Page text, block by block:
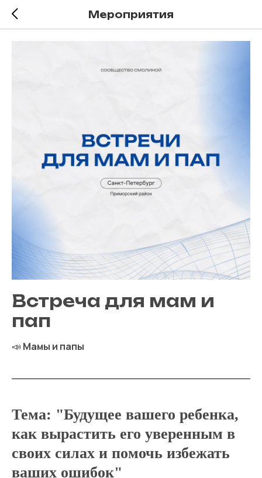
Мероприятия
Встреча для мам и
пап
📣 Мамы и папы
Тема: "Будущее вашего ребенка,
как вырастить его уверенным в
своих силах и помочь избежать
ваших ошибок"